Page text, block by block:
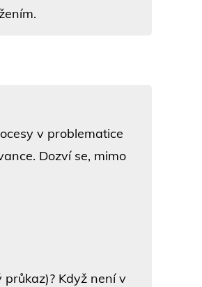
v problematice
Dozví se, mimo
Když není v